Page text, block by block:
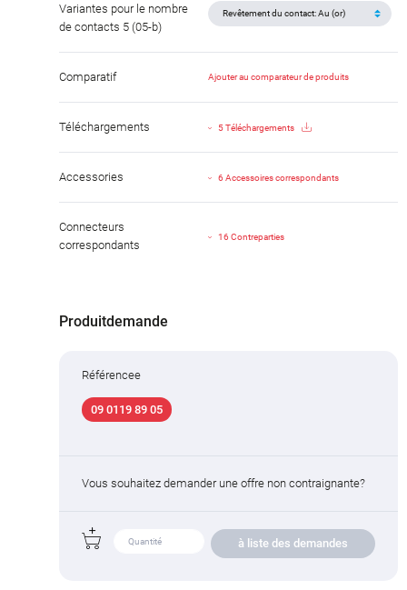
Variantes pour le nombre
de contacts 5 (05-b)
Comparatif Ajouter au comparateur de produits
Téléchargements 5 Téléchargements
Accessories 6 Accessoires correspondants
Connecteurs
correspondants
16 Contreparties
Produitdemande
Référencee
09 0119 89 05
Vous souhaitez demander une offre non contraignante?
à liste des demandes